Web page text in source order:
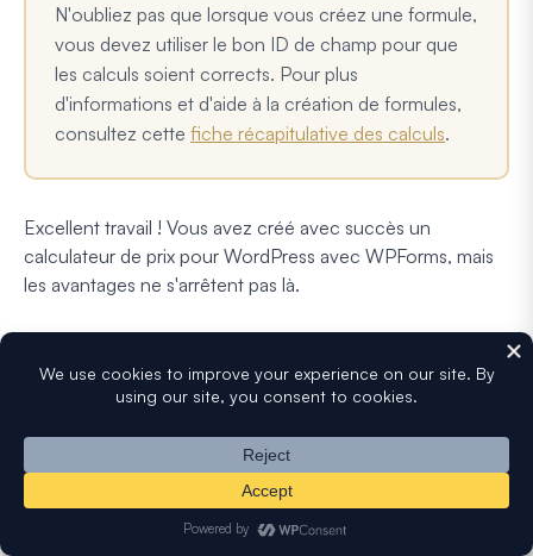
N'oubliez pas que lorsque vous créez une formule,
vous devez utiliser le bon ID de champ pour que
les calculs soient corrects. Pour plus
d'informations et d'aide à la création de formules,
consultez cette fiche récapitulative des calculs.
Excellent travail ! Vous avez créé avec succès un
calculateur de prix pour WordPress avec WPForms, mais
les avantages ne s'arrêtent pas là.
également consulter lestatut de remboursement Stripe,
les données d'abonnement ou l'historique des
5. Publier votre formulaire de facturation /